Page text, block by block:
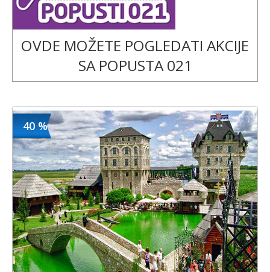
OVDE MOŽETE POGLEDATI AKCIJE
SA POPUSTA 021
40 %